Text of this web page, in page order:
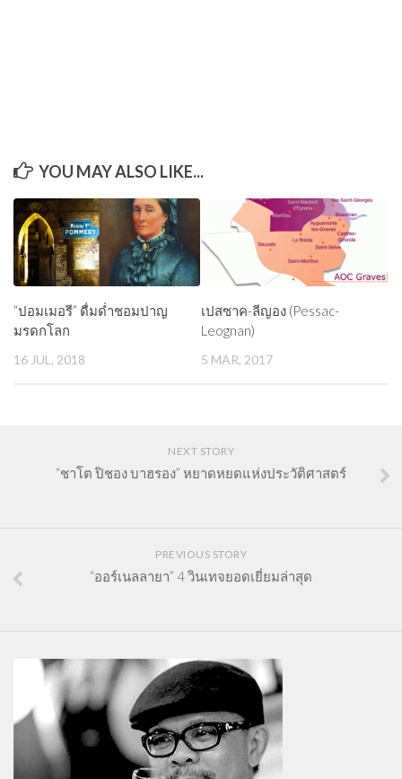
YOU MAY ALSO LIKE...
“ปอมเมอรี” ดื่มด่ำชอมปาญ
มรดกโลก
16 JUL, 2018
เปสซาค-ลีญอง (Pessac-
Leognan)
5 MAR, 2017
NEXT STORY
“ชาโต ปิชอง บาฮรอง” หยาดหยดแห่งประวัติศาสตร์
PREVIOUS STORY
“ออร์เนลลายา” 4 วินเทจยอดเยี่ยมล่าสุด